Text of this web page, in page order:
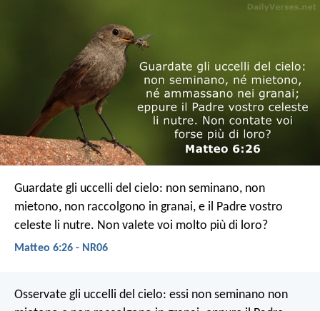
Guardate gli uccelli del cielo: non seminano, non
mietono, non raccolgono in granai, e il Padre vostro
celeste li nutre. Non valete voi molto più di loro?
Matteo 6:26 - NR06
Osservate gli uccelli del cielo: essi non seminano non